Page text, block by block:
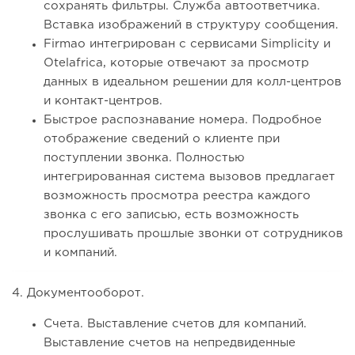
сохранять фильтры. Служба автоответчика.
Вставка изображений в структуру сообщения.
Firmao интегрирован с сервисами Simplicity и
Otelafrica, которые отвечают за просмотр
данных в идеальном решении для колл-центров
и контакт-центров.
Быстрое распознавание номера. Подробное
отображение сведений о клиенте при
поступлении звонка. Полностью
интегрированная система вызовов предлагает
возможность просмотра реестра каждого
звонка с его записью, есть возможность
прослушивать прошлые звонки от сотрудников
и компаний.
4. Документооборот.
Счета. Выставление счетов для компаний.
Выставление счетов на непредвиденные